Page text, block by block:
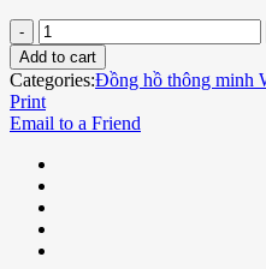
Add to cart
Categories:Đồng hồ thông minh
Print
Email to a Friend